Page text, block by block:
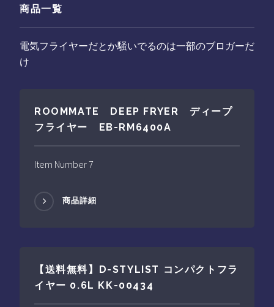
商品一覧
電気フライヤーだとか騒いでるのは一部のブロガーだ
け
ROOMMATE DEEP FRYER ディープ
フライヤー EB-RM6400A
Item Number 7
商品詳細
【送料無料】D-STYLIST コンパクトフラ
イヤー 0.6L KK-00434